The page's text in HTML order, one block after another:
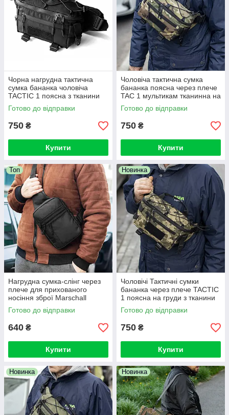
Чорна нагрудна тактична
сумка бананка чоловіча
TACTIC 1 поясна з тканини
на 5 відділень
Готово до відправки
750 ₴
Купити
Чоловіча тактична сумка
бананка поясна через плече
TAC 1 мультикам тканинна на
груди
Готово до відправки
750 ₴
Купити
Топ
Нагрудна сумка-слінг через
плече для прихованого
носіння зброї Marschall
Кобура-сумка чорна
тканинна
Готово до відправки
640 ₴
Купити
Новинка
Чоловічі Тактичні сумки
бананка через плече TACTIC
1 поясна на груди з тканини
піксель
Готово до відправки
750 ₴
Купити
Новинка Новинка